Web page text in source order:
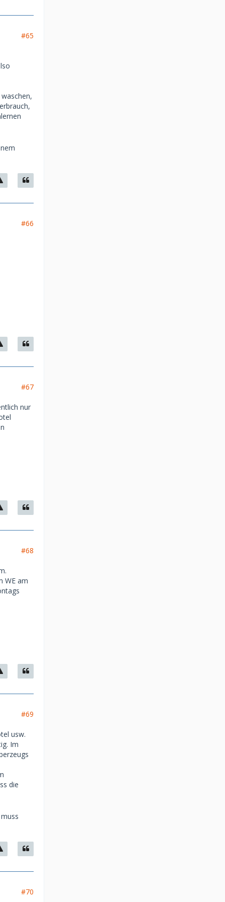
#65
#66
#67
nur
#68
WE am
#69
usw.
Im
die
#70